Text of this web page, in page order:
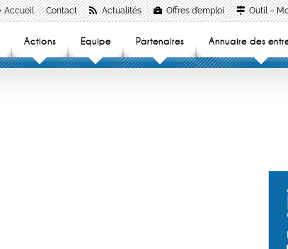
Accueil Contact Actualités Offres d’emploi Outil –
Actions Equipe Partenaires Annuaire des